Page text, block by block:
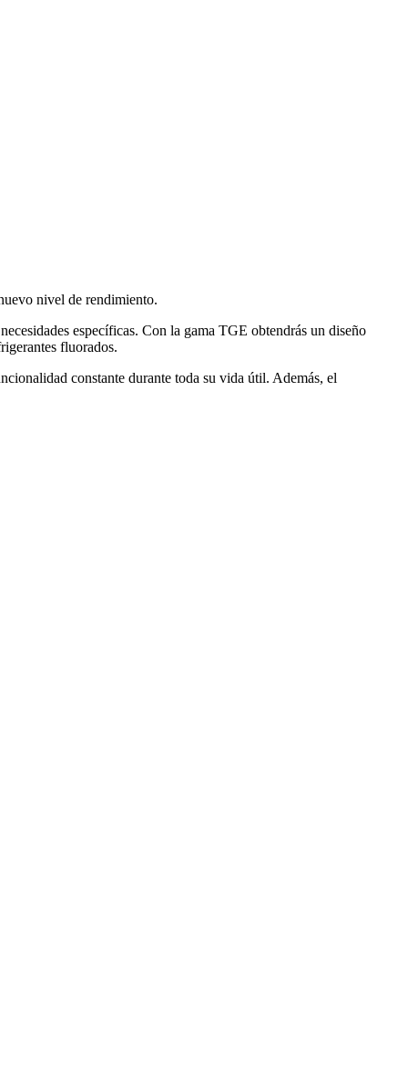
nivel de rendimiento.
específicas. Con la gama TGE obtendrás un diseño
fluorados.
constante durante toda su vida útil. Además, el